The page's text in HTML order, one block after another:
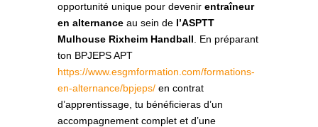
opportunité unique pour devenir entraîneur
en alternanceau sein de l’ASPTT
Mulhouse Rixheim Handball . En préparant
ton BPJEPS APT
https://www.esgmformation.com/formations-
en-alternance/bpjeps/en contrat
d’apprentissage, tu bénéficieras d’un
accompagnement complet et d’une